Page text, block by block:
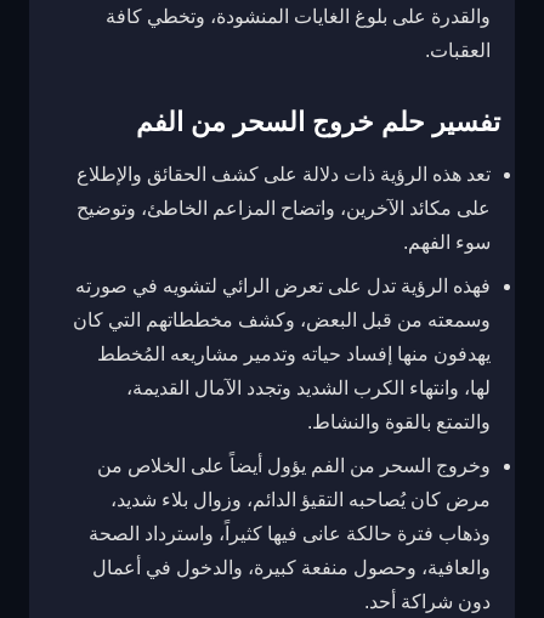
والقدرة على بلوغ الغايات المنشودة، وتخطي كافة
العقبات.
تفسير حلم خروج السحر من الفم
تعد هذه الرؤية ذات دلالة على كشف الحقائق والإطلاع
على مكائد الآخرين، واتضاح المزاعم الخاطئ، وتوضيح
سوء الفهم.
فهذه الرؤية تدل على تعرض الرائي لتشويه في صورته
وسمعته من قبل البعض، وكشف مخططاتهم التي كان
يهدفون منها إفساد حياته وتدمير مشاريعه المُخطط
لها، وانتهاء الكرب الشديد وتجدد الآمال القديمة،
والتمتع بالقوة والنشاط.
وخروج السحر من الفم يؤول أيضاً على الخلاص من
مرض كان يُصاحبه التقيؤ الدائم، وزوال بلاء شديد،
وذهاب فترة حالكة عانى فيها كثيراً، واسترداد الصحة
والعافية، وحصول منفعة كبيرة، والدخول في أعمال
دون شراكة أحد.